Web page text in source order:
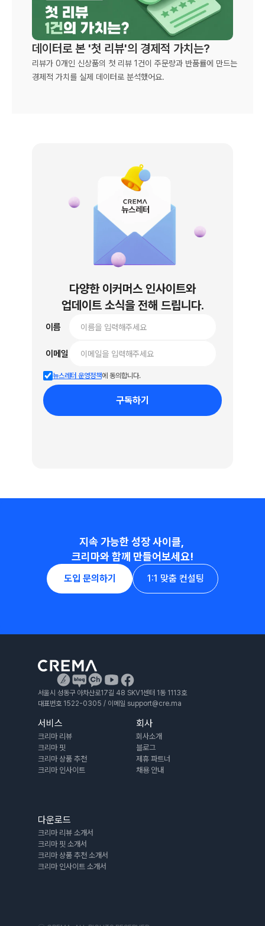
데이터로 본 '첫 리뷰'의 경제적 가치는?
리뷰가 0개인 신상품의 첫 리뷰 1건이 주문량과 반품률에 만드는
경제적 가치를 실제 데이터로 분석했어요.
다양한 이커머스 인사이트와
업데이트 소식을 전해 드립니다.
이름
이메일
뉴스레터 운영정책에 동의합니다.
구독하기
뉴스레터
지속 가능한 성장 사이클,
크리마와 함께 만들어보세요!
도입 문의하기 1:1 맞춤 컨설팅
서울시 성동구 아차산로17길 48 SKV1센터 1동 1113호
대표번호 1522-0305 / 이메일 support@cre.ma
다운로드
크리마 리뷰 소개서
크리마 핏 소개서
크리마 상품 추천 소개서
크리마 인사이트 소개서
서비스
크리마 리뷰
크리마 핏
크리마 상품 추천
크리마 인사이트
회사
회사소개
블로그
제휴 파트너
채용 안내